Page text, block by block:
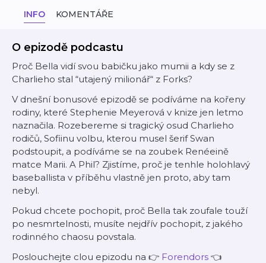
INFO KOMENTÁŘE
O epizodě podcastu
Proč Bella vidí svou babičku jako mumii a kdy se z
Charlieho stal “utajený milionář“ z Forks?
V dnešní bonusové epizodě se podíváme na kořeny
rodiny, které Stephenie Meyerová v knize jen letmo
naznačila. Rozebereme si tragický osud Charlieho
rodičů, Sofiinu volbu, kterou musel šerif Swan
podstoupit, a podíváme se na zoubek Renéeině
matce Marii. A Phil? Zjistíme, proč je tenhle holohlavý
baseballista v příběhu vlastně jen proto, aby tam
nebyl.
Pokud chcete pochopit, proč Bella tak zoufale touží
po nesmrtelnosti, musíte nejdřív pochopit, z jakého
rodinného chaosu povstala.
Poslouchejte clou epizodu na 👉 ⁠Forendors⁠ 👈